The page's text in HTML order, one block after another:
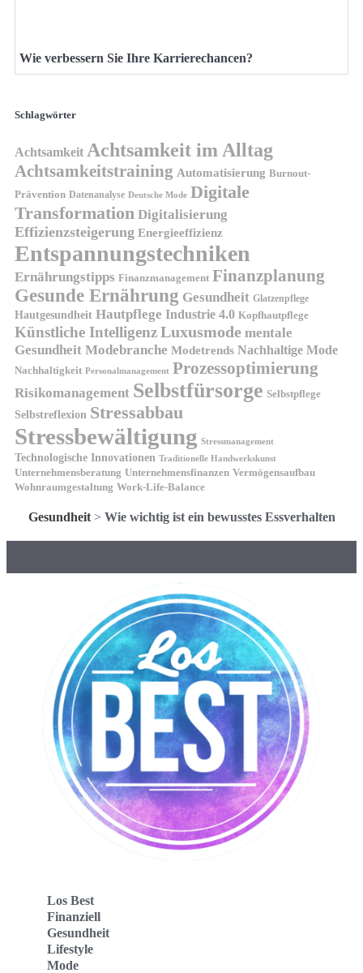
Wie verbessern Sie Ihre Karrierechancen?
Schlagwörter
Achtsamkeit Achtsamkeit im Alltag
Achtsamkeitstraining Automatisierung Burnout-
Prävention Datenanalyse Deutsche Mode Digitale
Transformation Digitalisierung
Effizienzsteigerung Energieeffizienz
Entspannungstechniken
Ernährungstipps Finanzmanagement Finanzplanung
Gesunde Ernährung Gesundheit Glatzenpflege
Hautgesundheit Hautpflege Industrie 4.0 Kopfhautpflege
Künstliche IntelligenzLuxusmode mentale
Gesundheit Modebranche Modetrends Nachhaltige Mode
Nachhaltigkeit Personalmanagement Prozessoptimierung
Risikomanagement Selbstfürsorge Selbstpflege
Selbstreflexion Stressabbau
Stressbewältigung Stressmanagement
Technologische Innovationen Traditionelle Handwerkskunst
Unternehmensberatung Unternehmensfinanzen Vermögensaufbau
Wohnraumgestaltung Work-Life-Balance
Gesundheit> Wie wichtig ist ein bewusstes Essverhalten
Los Best
Finanziell
Gesundheit
Lifestyle
Mode